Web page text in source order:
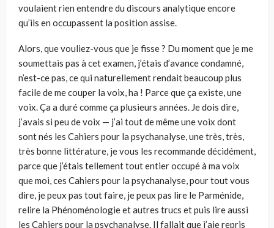
voulaient rien entendre du discours analytique encore
qu’ils en occupassent la position assise.
Alors, que vouliez-vous que je fisse ? Du moment que je me
soumettais pas à cet examen, j’étais d’avance condamné,
n’est-ce pas, ce qui naturellement rendait beaucoup plus
facile de me couper la voix, ha ! Parce que ça existe, une
voix. Ça a duré comme ça plusieurs années. Je dois dire,
j’avais si peu de voix — j’ai tout de même une voix dont
sont nés les Cahiers pour la psychanalyse, une très, très,
très bonne littérature, je vous les recommande décidément,
parce que j’étais tellement tout entier occupé à ma voix
que moi, ces Cahiers pour la psychanalyse, pour tout vous
dire, je peux pas tout faire, je peux pas lire le Parménide,
relire la Phénoménologie et autres trucs et puis lire aussi
les Cahiers pour la psychanalyse. Il fallait que j’aie repris